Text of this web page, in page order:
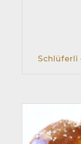
Schlüferli